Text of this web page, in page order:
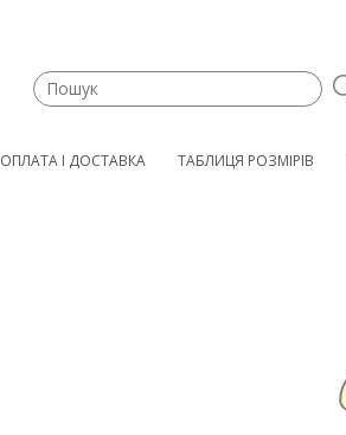
ОПЛАТА І ДОСТАВКА ТАБЛИЦЯ РОЗМІРІВ